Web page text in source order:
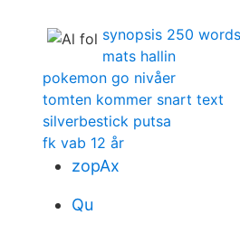
synopsis 250 words
mats hallin
pokemon go nivåer
tomten kommer snart text
silverbestick putsa
fk vab 12 år
zopAx
Qu